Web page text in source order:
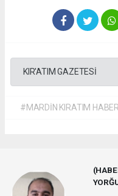
KIR'ATIM GAZETESİ
#MARDİN KIRATIM